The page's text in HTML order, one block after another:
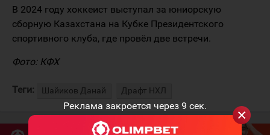
Реклама закроется через 8 сек.
В 2024 году хоккеист выступал за юниорскую
сборную Казахстана на Кубке Президентского
спортивного клуба, где провёл две встречи.
Фото: КФХ
Теги: Шайиков Данай Драфт НХЛ